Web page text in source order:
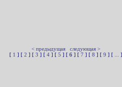
< предыдущая
следующая >
[1 ] [2 ] [3 ] [4 ] [5 ] [ 6 ] [7 ] [8 ] [9 ] [... ]